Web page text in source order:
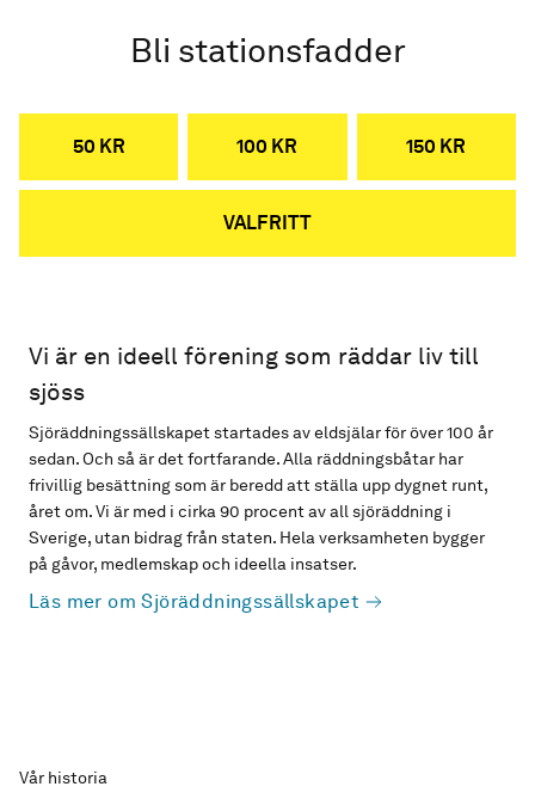
Bli stationsfadder
50 KR 100 KR 150 KR
VALFRITT
Vi är en ideell förening som räddar liv till
sjöss
Sjöräddningssällskapet startades av eldsjälar för över 100 år
sedan. Och så är det fortfarande. Alla räddningsbåtar har
frivillig besättning som är beredd att ställa upp dygnet runt,
året om. Vi är med i cirka 90 procent av all sjöräddning i
Sverige, utan bidrag från staten. Hela verksamheten bygger
på gåvor, medlemskap och ideella insatser.
Läs mer om Sjöräddningssällskapet
Vår historia